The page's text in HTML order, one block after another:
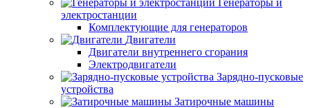
Генераторы и
электростанции
Комплектующие для генераторов
Двигатели
Двигатели внутреннего сгорания
Электродвигатели
Зарядно-пусковые
устройства
Затирочные машины